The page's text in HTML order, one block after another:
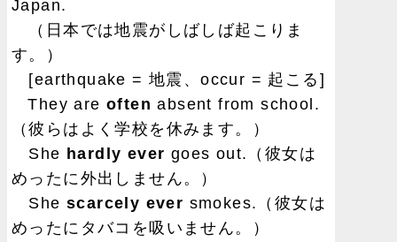
Japan.
（日本では地震がしばしば起こりま
す。）
[earthquake = 地震、occur = 起こる]
They are often absent from school.
（彼らはよく学校を休みます。）
She hardly ever goes out.（彼女は
めったに外出しません。）
She scarcely ever smokes.（彼女は
めったにタバコを吸いません。）